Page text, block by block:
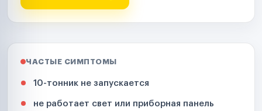
ЧАСТЫЕ СИМПТОМЫ
10-тонник не запускается
не работает свет или приборная панель